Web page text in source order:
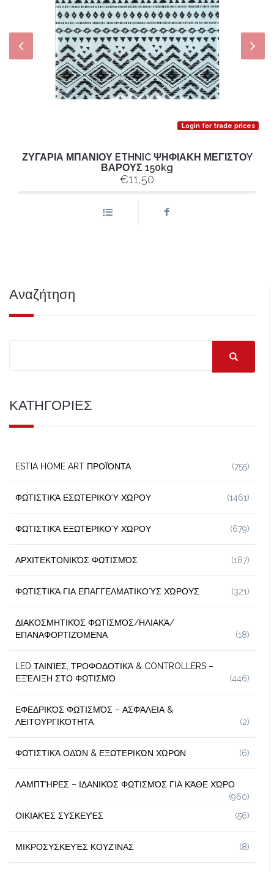
Login for trade prices
ΖΥΓΑΡΙΑ ΜΠΑΝΙΟΥ ETHNIC ΨΗΦΙΑΚΗ ΜΕΓΙΣΤΟY
ΒΑΡΟΥΣ 150kg
€11,50
Αναζήτηση
ΚΑΤΗΓΟΡΙΕΣ
ESTIA HOME ART ΠΡΟΪΌΝΤΑ (755)
ΦΩΤΙΣΤΙΚΆ ΕΣΩΤΕΡΙΚΟΎ ΧΏΡΟΥ (1461)
ΦΩΤΙΣΤΙΚΆ ΕΞΩΤΕΡΙΚΟΎ ΧΏΡΟΥ (679)
ΑΡΧΙΤΕΚΤΟΝΙΚΌΣ ΦΩΤΙΣΜΌΣ (187)
ΦΩΤΙΣΤΙΚΆ ΓΙΑ ΕΠΑΓΓΕΛΜΑΤΙΚΟΎΣ ΧΏΡΟΥΣ (321)
ΔΙΑΚΟΣΜΗΤΙΚΌΣ ΦΩΤΙΣΜΌΣ/ΗΛΙΑΚΆ/
ΕΠΑΝΑΦΟΡΤΙΖΌΜΕΝΑ
(18)
LED ΤΑΙΝΊΕΣ, ΤΡΟΦΟΔΟΤΙΚΆ & CONTROLLERS –
ΕΞΈΛΙΞΗ ΣΤΟ ΦΩΤΙΣΜΌ
(446)
ΕΦΕΔΡΙΚΌΣ ΦΩΤΙΣΜΌΣ – ΑΣΦΆΛΕΙΑ &
ΛΕΙΤΟΥΡΓΙΚΌΤΗΤΑ
(2)
ΦΩΤΙΣΤΙΚΆ ΟΔΏΝ & ΕΞΩΤΕΡΙΚΏΝ ΧΏΡΩΝ (6)
ΛΑΜΠΤΉΡΕΣ – ΙΔΑΝΙΚΌΣ ΦΩΤΙΣΜΌΣ ΓΙΑ ΚΆΘΕ ΧΏΡΟ
(960)
ΟΙΚΙΑΚΈΣ ΣΥΣΚΕΥΈΣ
(56)
ΜΙΚΡΟΣΥΣΚΕΥΈΣ ΚΟΥΖΊΝΑΣ (8)